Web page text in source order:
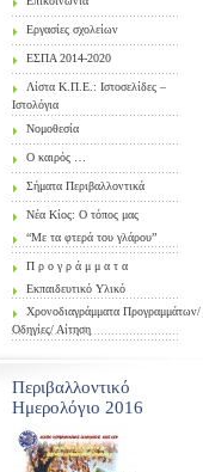
Εργασίες σχολείων
ΕΣΠΑ 2014-2020
Λίστα Κ.Π.Ε.: Ιστοσελίδες –
Ιστολόγια
Νομοθεσία
Ο καιρός …
Σήματα Περιβαλλοντικά
Νέα Κίος: Ο τόπος μας
“Με τα φτερά του γλάρου”
Π ρ ο γ ρ ά μ μ α τ α
Εκπαιδευτικό Υλικό
Χρονοδιαγράμματα Προγραμμάτων/
Οδηγίες/ Αίτηση
Περιβαλλοντικό
Ημερολόγιο 2016